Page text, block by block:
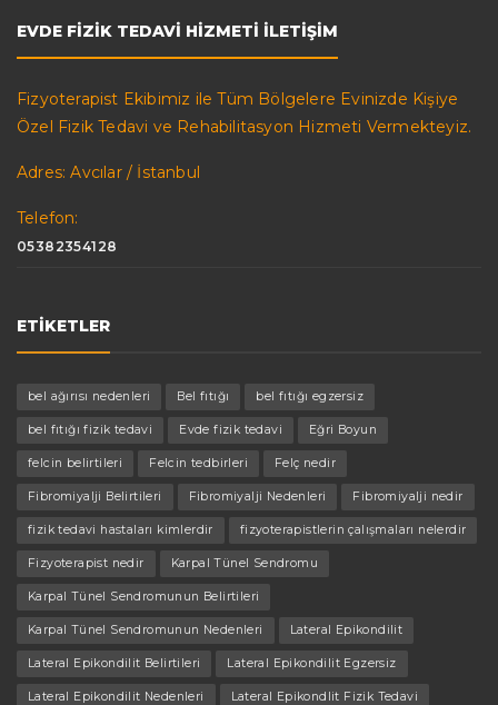
EVDE FIZIK TEDAVI HIZMETI İLETIŞIM
Fizyoterapist Ekibimiz ile Tüm Bölgelere Evinizde Kişiye
Özel Fizik Tedavi ve Rehabilitasyon Hizmeti Vermekteyiz.
Adres: Avcılar / İstanbul
Telefon:
05382354128
ETIKETLER
bel ağırısı nedenleri Bel fıtığı bel fıtığı egzersiz
bel fıtığı fizik tedavi Evde fizik tedavi Eğri Boyun
felcin belirtileri Felcin tedbirleri Felç nedir
Fibromiyalji Belirtileri Fibromiyalji Nedenleri Fibromiyalji nedir
fizik tedavi hastaları kimlerdir fizyoterapistlerin çalışmaları nelerdir
Fizyoterapist nedir Karpal Tünel Sendromu
Karpal Tünel Sendromunun Belirtileri
Karpal Tünel Sendromunun Nedenleri Lateral Epikondilit
Lateral Epikondilit Belirtileri Lateral Epikondilit Egzersiz
Lateral Epikondilit Nedenleri Lateral Epikondlit Fizik Tedavi